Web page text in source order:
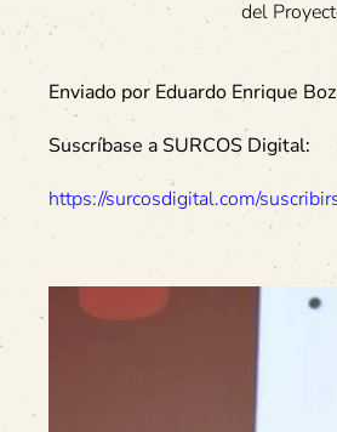
del
Enviado por Eduardo Enrique
Suscríbase a SURCOS Digital:
https://surcosdigital.com/